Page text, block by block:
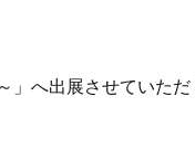
」へ出展させていただ